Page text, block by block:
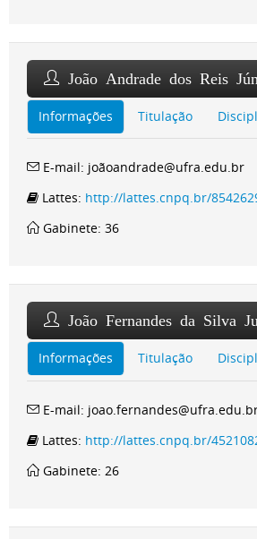
João Andrade dos Reis
Informações Titulação
E-mail: joãoandrade@ufra.edu.br
Lattes: http://lattes.cnpq.br/
Gabinete: 36
João Fernandes da Silva
Informações Titulação
E-mail:
Lattes: http://lattes.cnpq.br/
Gabinete: 26